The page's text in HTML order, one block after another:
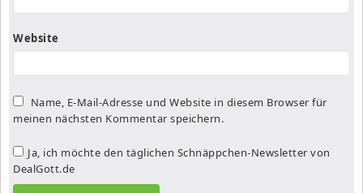
Website
Name, E-Mail-Adresse und Website in diesem Browser für
meinen nächsten Kommentar speichern.
Ja, ich möchte den täglichen Schnäppchen-Newsletter von
DealGott.de